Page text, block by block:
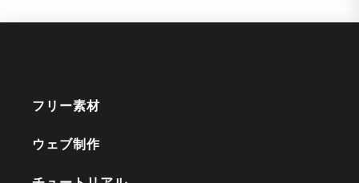
フリー素材
ウェブ制作